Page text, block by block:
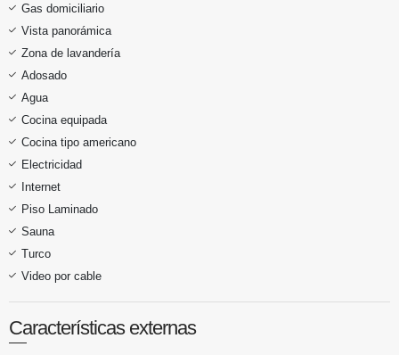
Gas domiciliario
Vista panorámica
Zona de lavandería
Adosado
Agua
Cocina equipada
Cocina tipo americano
Electricidad
Internet
Piso Laminado
Sauna
Turco
Video por cable
Características externas